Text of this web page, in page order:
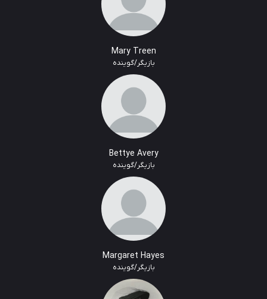
Mary Treen
بازیگر/گوینده
Bettye Avery
بازیگر/گوینده
Margaret Hayes
بازیگر/گوینده